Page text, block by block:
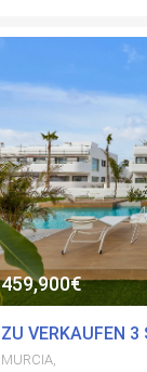
459,900€
MURCIA,